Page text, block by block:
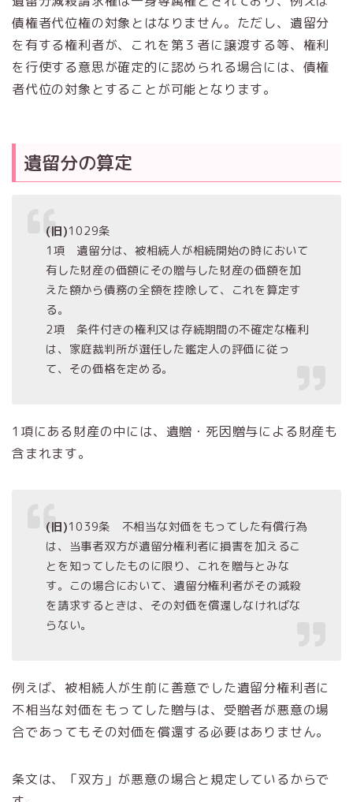
債権者代位権の対象とはなりません。ただし、遺留分
を有する権利者が、これを第３者に譲渡する等、権利
を行使する意思が確定的に認められる場合には、債権
者代位の対象とすることが可能となります。
遺留分の算定
(旧)1029条
1項 遺留分は、被相続人が相続開始の時において
有した財産の価額にその贈与した財産の価額を加
えた額から債務の全額を控除して、これを算定す
る。
2項 条件付きの権利又は存続期間の不確定な権利
は、家庭裁判所が選任した鑑定人の評価に従っ
て、その価格を定める。
1項にある財産の中には、遺贈・死因贈与による財産も
含まれます。
(旧)1039条 不相当な対価をもってした有償行為
は、当事者双方が遺留分権利者に損害を加えるこ
とを知ってしたものに限り、これを贈与とみな
す。この場合において、遺留分権利者がその減殺
を請求するときは、その対価を償還しなければな
らない。
例えば、被相続人が生前に善意でした遺留分権利者に
不相当な対価をもってした贈与は、受贈者が悪意の場
合であってもその対価を償還する必要はありません。
条文は、「双方」が悪意の場合と規定しているからで